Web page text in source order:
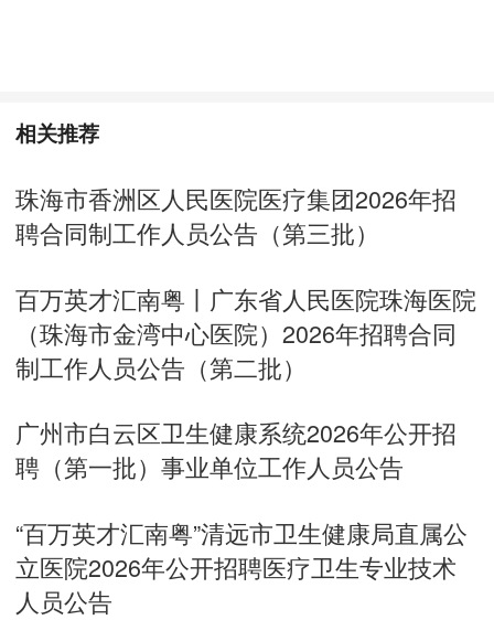
相关推荐
珠海市香洲区人民医院医疗集团2026年招
聘合同制工作人员公告（第三批）
百万英才汇南粤丨广东省人民医院珠海医院
（珠海市金湾中心医院）2026年招聘合同
制工作人员公告（第二批）
广州市白云区卫生健康系统2026年公开招
聘（第一批）事业单位工作人员公告
“百万英才汇南粤”清远市卫生健康局直属公
立医院2026年公开招聘医疗卫生专业技术
人员公告